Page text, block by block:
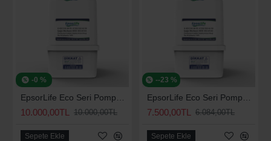
-0 %
10.000,00TL 10.000,00TL
Sepete Ekle
--23 %
7.500,00TL 6.084,00TL
Sepete Ekle